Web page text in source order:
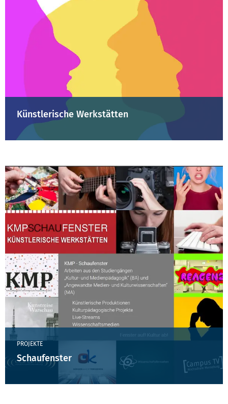
Künstlerische Werkstätten
PROJEKTE
Schaufenster